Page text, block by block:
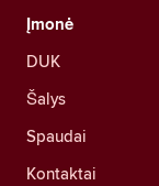
Įmonė
DUK
Šalys
Spaudai
Kontaktai